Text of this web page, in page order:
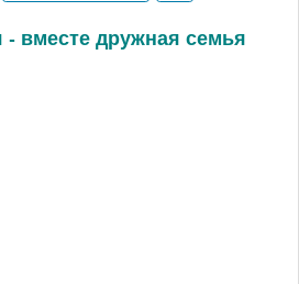
- вместе дружная семья